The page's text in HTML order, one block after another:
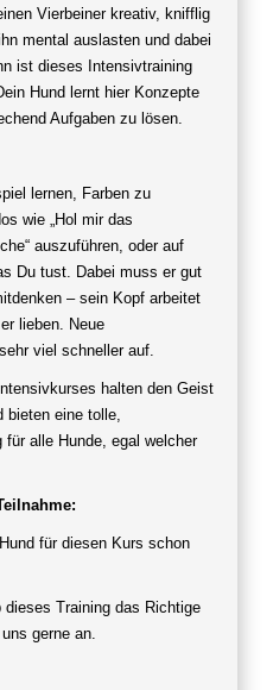
Vierbeiner kreativ, knifflig
mental auslasten und dabei
ist dieses Intensivtraining
Hund lernt hier Konzepte
Aufgaben zu lösen.
lernen, Farben zu
wie „Hol mir das
auszuführen, oder auf
Du tust. Dabei muss er gut
– sein Kopf arbeitet
lieben. Neue
viel schneller auf.
halten den Geist
bieten eine tolle,
alle Hunde, egal welcher
für diesen Kurs schon
Training das Richtige
gerne an.